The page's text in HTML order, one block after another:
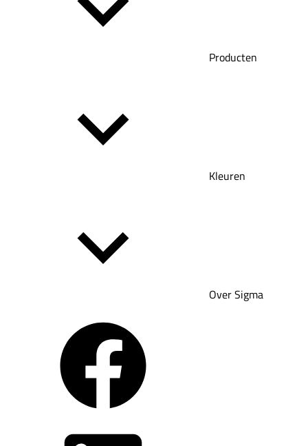
Producten
Kleuren
Over Sigma